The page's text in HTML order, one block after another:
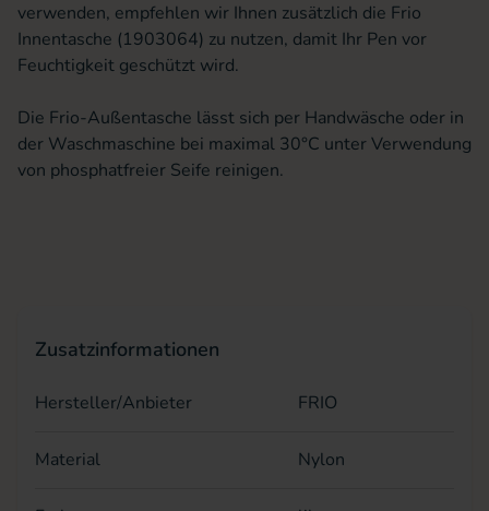
verwenden, empfehlen wir Ihnen zusätzlich die Frio
Innentasche (1903064) zu nutzen, damit Ihr Pen vor
Feuchtigkeit geschützt wird.
Die Frio-Außentasche lässt sich per Handwäsche oder in
der Waschmaschine bei maximal 30°C unter Verwendung
von phosphatfreier Seife reinigen.
Zusatzinformationen
Hersteller/Anbieter FRIO
Material Nylon